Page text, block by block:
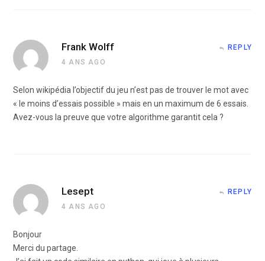
Frank Wolff
4 ANS AGO
REPLY
Selon wikipédia l’objectif du jeu n’est pas de trouver le mot avec
« le moins d’essais possible » mais en un maximum de 6 essais.
Avez-vous la preuve que votre algorithme garantit cela ?
Lesept
4 ANS AGO
REPLY
Bonjour
Merci du partage.